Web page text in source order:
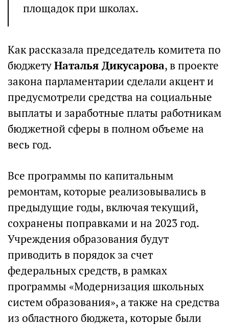
площадок при школах.
Как рассказала председатель комитета по
бюджетуНаталья Дикусарова, в проекте
закона парламентарии сделали акцент и
предусмотрели средства на социальные
выплаты и заработные платы работникам
бюджетной сферы в полном объеме на
весь год.
Все программы по капитальным
ремонтам, которые реализовывались в
предыдущие годы, включая текущий,
сохранены поправками и на 2023 год.
Учреждения образования будут
приводить в порядок за счет
федеральных средств, в рамках
программы «Модернизация школьных
систем образования», а также на средства
из областного бюджета, которые были